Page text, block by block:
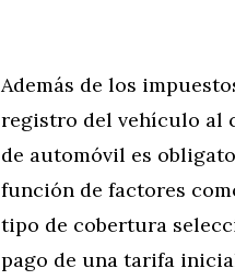
Además de los
registro del vehículo al
de automóvil es
función de factores
tipo de cobertura
pago de una tarifa